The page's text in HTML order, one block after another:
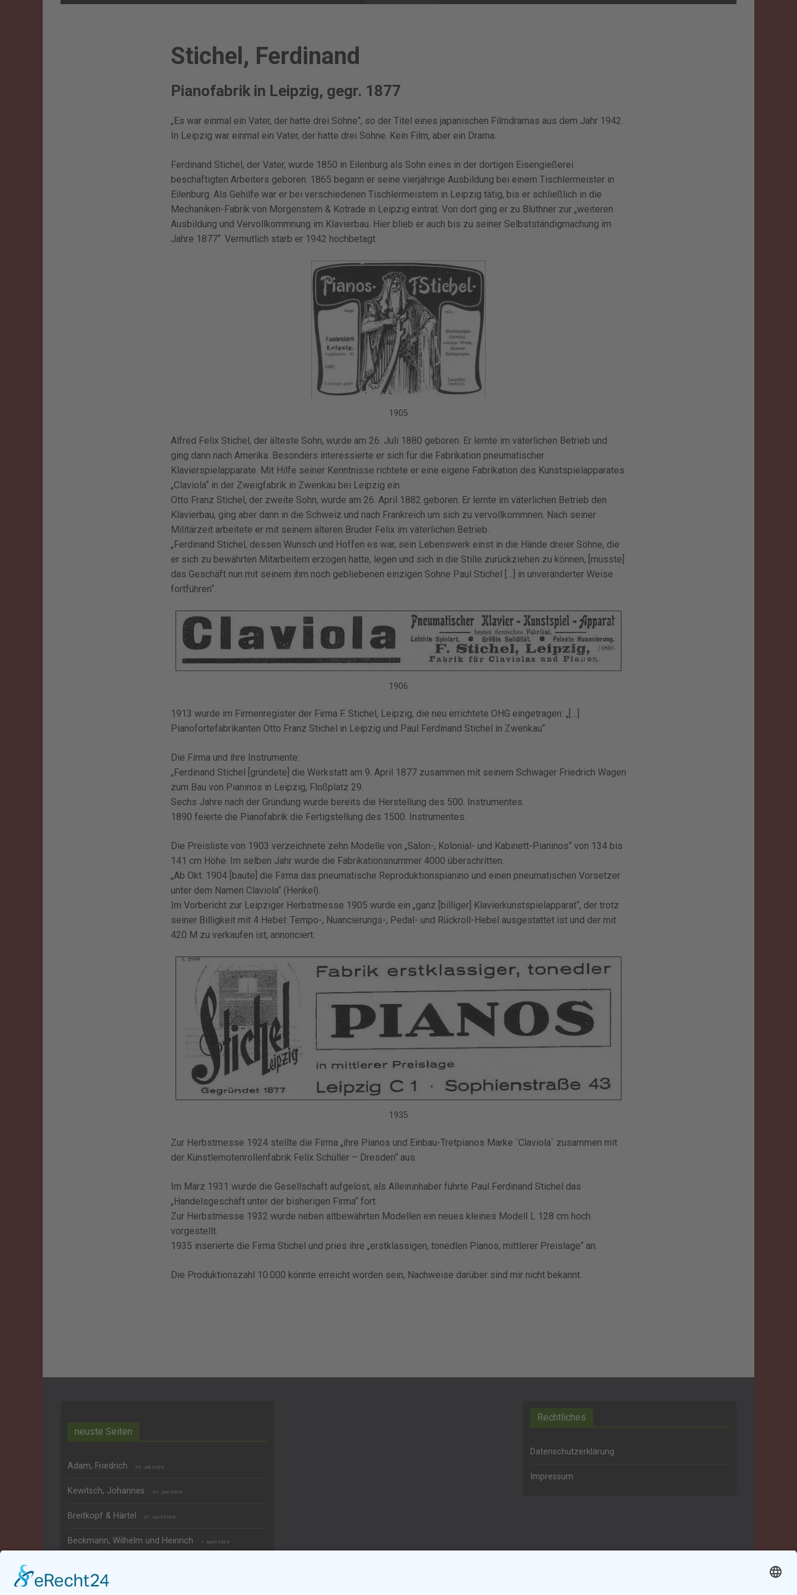
Stichel, Ferdinand
Pianofabrik in Leipzig, gegr. 1877
„Es war einmal ein Vater, der hatte drei Söhne“, so der Titel eines japanischen Filmdramas aus dem Jahr 1942.
In Leipzig war einmal ein Vater, der hatte drei Söhne. Kein Film, aber ein Drama.
Ferdinand Stichel, der Vater, wurde 1850 in Eilenburg als Sohn eines in der dortigen Eisengießerei
beschäftigten Arbeiters geboren. 1865 begann er seine vierjährige Ausbildung bei einem Tischlermeister in
Eilenburg. Als Gehilfe war er bei verschiedenen Tischlermeistern in Leipzig tätig, bis er schließlich in die
Mechaniken-Fabrik von Morgenstern & Kotrade in Leipzig eintrat. Von dort ging er zu Blüthner zur „weiteren
Ausbildung und Vervollkommnung im Klavierbau. Hier blieb er auch bis zu seiner Selbstständigmachung im
Jahre 1877“. Vermutlich starb er 1942 hochbetagt.
1905
Alfred Felix Stichel, der älteste Sohn, wurde am 26. Juli 1880 geboren. Er lernte im väterlichen Betrieb und
ging dann nach Amerika. Besonders interessierte er sich für die Fabrikation pneumatischer
Klavierspielapparate. Mit Hilfe seiner Kenntnisse richtete er eine eigene Fabrikation des Kunstspielapparates
„Claviola“ in der Zweigfabrik in Zwenkau bei Leipzig ein.
Otto Franz Stichel, der zweite Sohn, wurde am 26. April 1882 geboren. Er lernte im väterlichen Betrieb den
Klavierbau, ging aber dann in die Schweiz und nach Frankreich um sich zu vervollkommnen. Nach seiner
Militärzeit arbeitete er mit seinem älteren Bruder Felix im väterlichen Betrieb.
„Ferdinand Stichel, dessen Wunsch und Hoffen es war, sein Lebenswerk einst in die Hände dreier Söhne, die
er sich zu bewährten Mitarbeitern erzogen hatte, legen und sich in die Stille zurückziehen zu können, [musste]
das Geschäft nun mit seinem ihm noch gebliebenen einzigen Sohne Paul Stichel […] in unveränderter Weise
fortführen“.
1906
1913 wurde im Firmenregister der Firma F. Stichel, Leipzig, die neu errichtete OHG eingetragen: „[…]
Pianofortefabrikanten Otto Franz Stichel in Leipzig und Paul Ferdinand Stichel in Zwenkau“.
Die Firma und ihre Instrumente:
„Ferdinand Stichel [gründete] die Werk­statt am 9. April 1877 zusammen mit seinem Schwager Friedrich Wagen
zum Bau von Pianinos in Leipzig, Floßplatz 29.
Sechs Jahre nach der Gründung wurde bereits die Herstellung des 500. Instrumentes.
1890 feierte die Pianofabrik die Fertigstellung des 1500. Instrumentes.
Die Preisliste von 1903 verzeichnete zehn Modelle von „Salon-, Kolonial- und Kabinett-Pianinos“ von 134 bis
141 cm Höhe. Im selben Jahr wurde die Fabrikationsnummer 4000 überschritten.
„Ab Okt. 1904 [baute] die Firma das pneumatische Reproduktions­pianino und einen pneumatischen Vorsetzer
unter dem Namen Claviola“ (Henkel).
Im Vorbericht zur Leipziger Herbstmesse 1905 wurde ein „ganz [billiger] Klavierkunstspielapparat“, der trotz
seiner Billigkeit mit 4 Hebel: Tempo-, Nuancierungs-, Pedal- und Rückroll-Hebel ausgestattet ist und der mit
420 M zu verkaufen ist, annonciert.
1935
Zur Herbstmesse 1924 stellte die Firma „ihre Pianos und Einbau-Tretpianos Marke `Claviola` zusammen mit
der Künstlernotenrollenfabrik Felix Schüller – Dresden“ aus.
Im März 1931 wurde die Gesellschaft aufgelöst, als Alleininhaber führte Paul Ferdinand Stichel das
„Handelsgeschäft unter der bisherigen Firma“ fort.
Zur Herbstmesse 1932 wurde neben altbewährten Modellen ein neues kleines Modell L 128 cm hoch
vorgestellt.
1935 inserierte die Firma Stichel und pries ihre „erstklassigen, tonedlen Pianos, mittlerer Preislage“ an.
Die Produktionszahl 10.000 könnte erreicht worden sein, Nachweise darüber sind mir nicht bekannt.
neuste Seiten
Adam, Friedrich 25. Juli 2026
Kewitsch, Johannes 30. Juni 2026
Breitkopf & Härtel 21. April 2026
Beckmann, Wilhelm und Heinrich 1. April 2026
Rechtliches
Datenschutzerklärung
Impressum